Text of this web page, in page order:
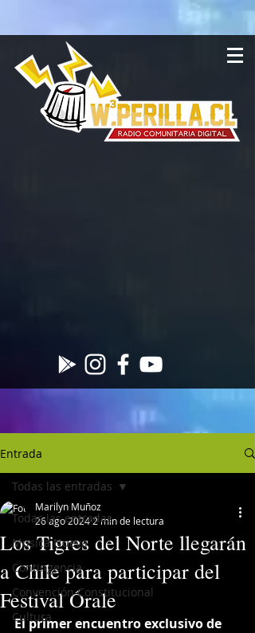
Entrada
Todas las entradas
Musica Nueva
Contingencia
Convención Constitucional
Cultura
Todas las entradas
Los Tigres del Norte llegarán
a Chile para participar del
Festival Órale
Marilyn Muñoz
26 ago 2024 2 min de lectura
El primer encuentro exclusivo de